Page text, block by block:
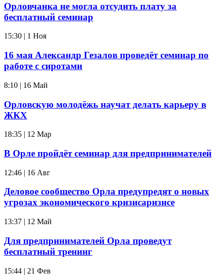
Орловчанка не могла отсудить плату за
бесплатный семинар
15:30 | 1 Ноя
16 мая Александр Гезалов проведёт семинар по
работе с сиротами
8:10 | 16 Май
Орловскую молодёжь научат делать карьеру в
ЖКХ
18:35 | 12 Мар
В Орле пройдёт семинар для предпринимателей
12:46 | 16 Авг
Деловое сообщество Орла предупредят о новых
угрозах экономического кризисаризисе
13:37 | 12 Май
Для предпринимателей Орла проведут
бесплатный тренинг
15:44 | 21 Фев